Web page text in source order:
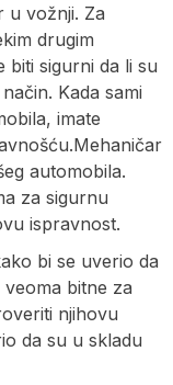
u vožnji. Za
drugim
biti sigurni da li su
Kada sami
imate
automobila.
za sigurnu
ispravnost.
bi se uverio da
bitne za
njihovu
da su u skladu